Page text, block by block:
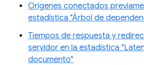
Orígenes conectados
estadística "Árbol de
Tiempos de respuesta y
servidor en la estadística
documento"